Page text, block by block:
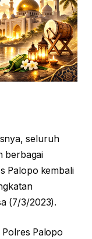
seluruh
berbagai
Palopo kembali
(7/3/2023).
Palopo